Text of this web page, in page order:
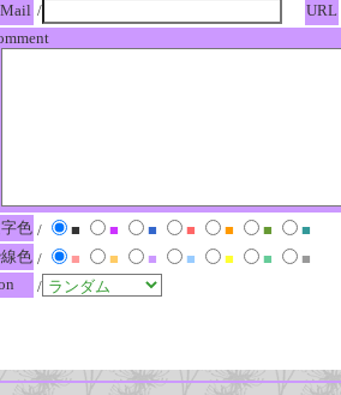
/
URL
色 / ■ ■ ■ ■ ■ ■
■
色 / ■ ■ ■ ■ ■ ■
■
/